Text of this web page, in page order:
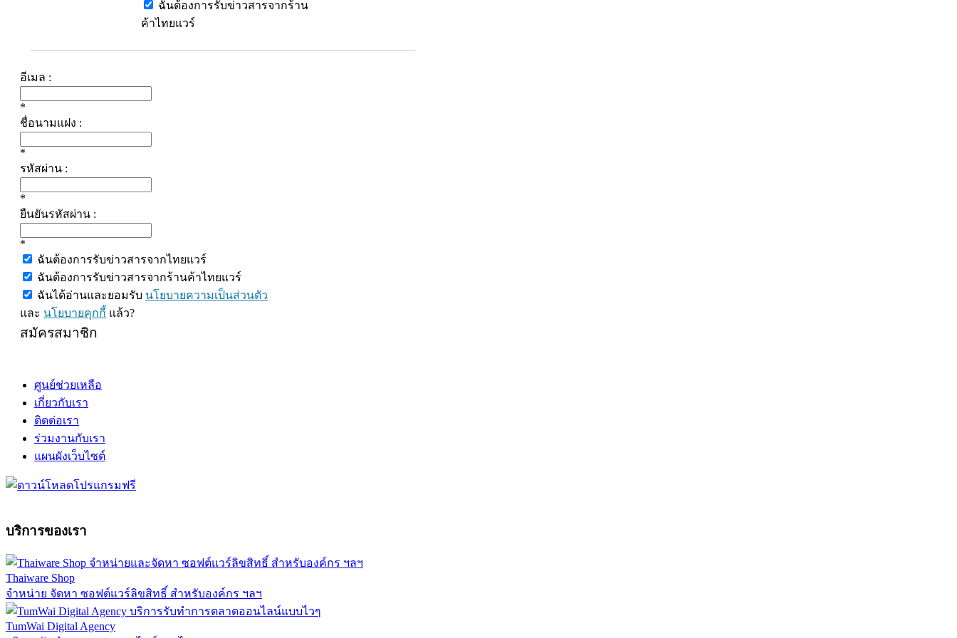
ฉันต้องการรับข่าวสารจากร้าน
ค้าไทยแวร์
อีเมล :
*
ชื่อนามแฝง :
*
รหัสผ่าน :
*
ยืนยันรหัสผ่าน :
*
ฉันต้องการรับข่าวสารจากไทยแวร์
ฉันต้องการรับข่าวสารจากร้านค้าไทยแวร์
ฉันได้อ่านและยอมรับ นโยบายความเป็นส่วนตัว
และ นโยบายคุกกี้ แล้ว?
สมัครสมาชิก
ศูนย์ช่วยเหลือ
เกี่ยวกับเรา
ติดต่อเรา
ร่วมงานกับเรา
แผนผังเว็บไซต์
บริการของเรา
Thaiware Shop
จำหน่าย จัดหา ซอฟต์แวร์ลิขสิทธิ์ สำหรับองค์กร ฯลฯ
TumWai Digital Agency